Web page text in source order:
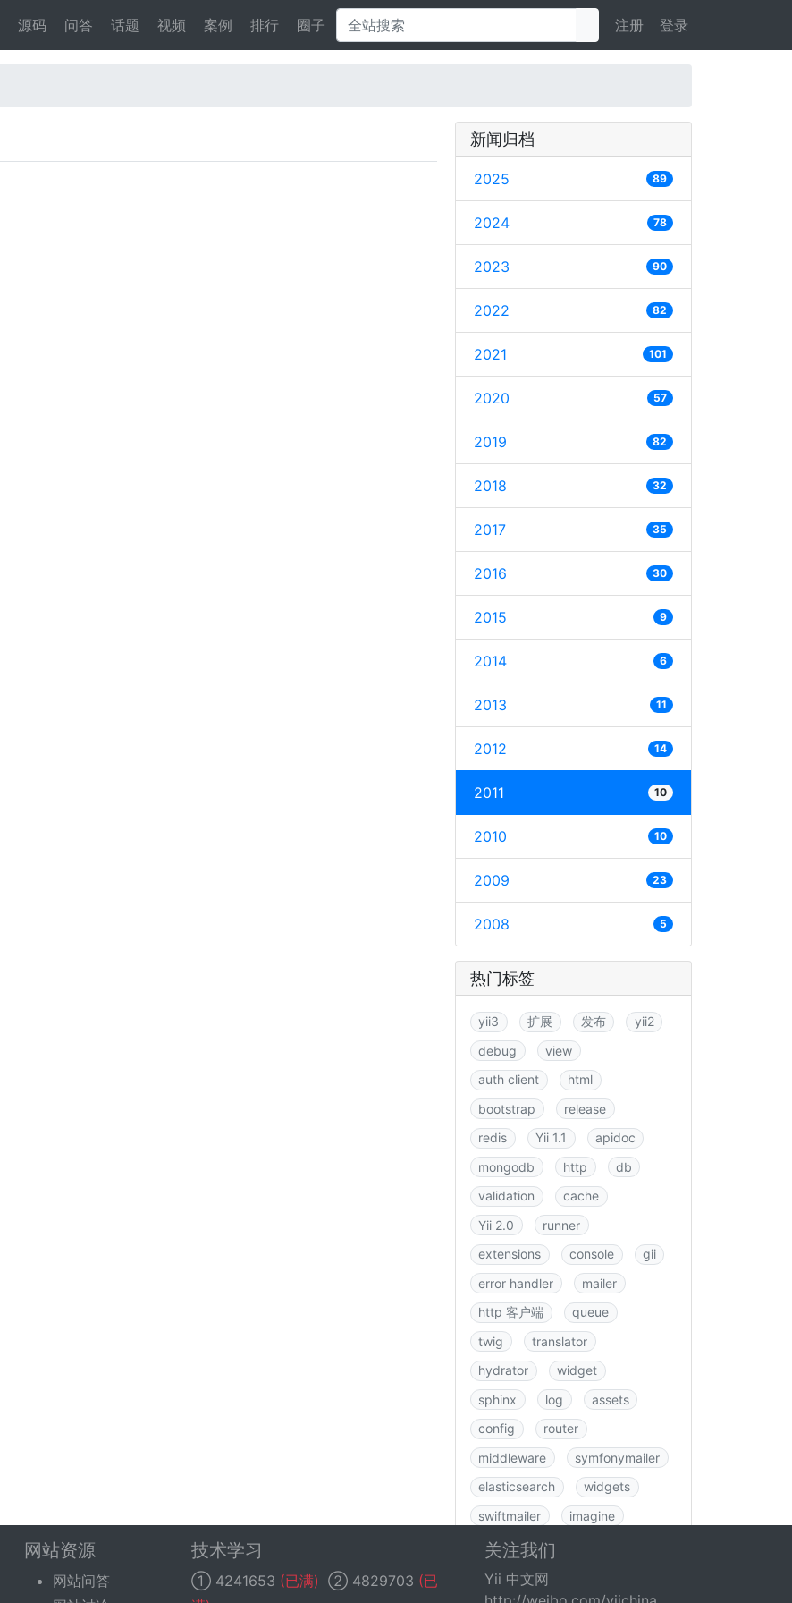
源码 问答 话题 视频 案例 排行 圈子 注册 登录
新闻归档
2025 89
2024 78
2023 90
2022 82
2021 101
2020 57
2019 82
2018 32
2017 35
2016 30
2015 9
2014 6
2013 11
2012 14
2011 10
2010 10
2009 23
2008 5
热门标签
yii3 扩展 发布
yii2
debug
view
auth client
html
bootstrap
release
redis
Yii 1.1
apidoc
mongodb
http
db
validation
cache
Yii 2.0
runner
extensions
console
gii
error handler
mailer
http 客户端
queue
twig
translator
hydrator
widget
sphinx
log
assets
config
router
middleware
symfonymailer
elasticsearch
widgets
swiftmailer
imagine
图书
rbac
data
csrf
网站资源
网站问答
技术学习
① 4241653 (已满) ② 4829703 (已
关注我们
Yii 中文网